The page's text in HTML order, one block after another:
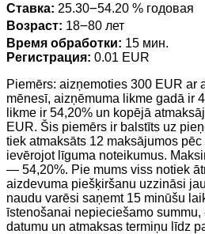
Ставка: 25.30౼54.20 % годовая
Возраст: 18౼80 лет
Время обработки: 15 мин.
Регистрация: 0.01 EUR
Piemērs: aizņemoties 300 EUR ar
mēnesī, aizņēmuma likme gadā ir
likme ir 54,20% un kopējā
EUR. Šis piemērs ir balstīts uz
tiek atmaksāts 12 maksājumos
ievērojot līguma noteikumus.
— 54,20%. Pie mums viss notiek
aizdevuma piešķiršanu uzzināsi
naudu varēsi saņemt 15 minūšu
īstenošanai nepieciešamo summu,
datumu un atmaksas termiņu līdz